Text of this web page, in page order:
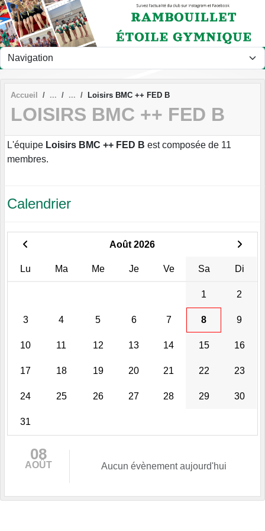
Accueil Loisirs BMC ++ FED B
LOISIRS BMC ++ FED B
L'équipe Loisirs BMC ++ FED B est composée de 11
membres.
Calendrier
Août 2026
Lu Ma Me Je Ve Sa Di
1 2
3 4 5 6 7 8 9
10 11 12 13 14 15 16
17 18 19 20 21 22 23
24 25 26 27 28 29 30
31
08
AOÛT Aucun évènement aujourd'hui
Panneau de gestion des cookies